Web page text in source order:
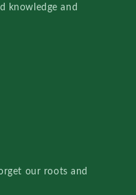
knowledge and
our roots and